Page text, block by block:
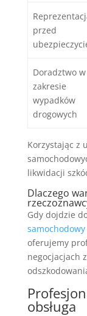
przed
Doradztwo w
zakresie
wypadków
drogowych
Korzystając z
likwidacji
Dlaczego
Gdy dojdzie
oferujemy
negocjacjach
obsługa